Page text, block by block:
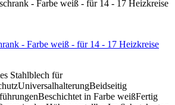
- Farbe weiß - für 14 - 17 Heizkreise
Stahlblech für
in Farbe weißFertig